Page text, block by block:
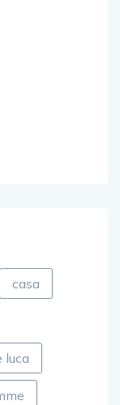
casa
luca